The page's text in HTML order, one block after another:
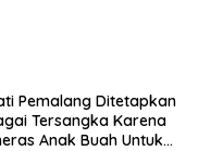
Pemalang Ditetapkan
Tersangka Karena
Anak Buah Untuk